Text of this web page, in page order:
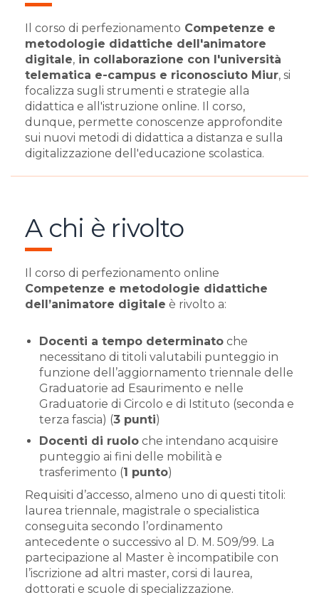
Il corso di perfezionamento Competenze e
metodologie didattiche dell'animatore
digitale, in collaborazione con l'università
telematica e-campus e riconosciuto Miur, si
focalizza sugli strumenti e strategie alla
didattica e all'istruzione online. Il corso,
dunque, permette conoscenze approfondite
sui nuovi metodi di didattica a distanza e sulla
digitalizzazione dell'educazione scolastica.
A chi è rivolto
Il corso di perfezionamento online
Competenze e metodologie didattiche
dell’animatore digitale è rivolto a:
Docenti a tempo determinato che
necessitano di titoli valutabili punteggio in
funzione dell’aggiornamento triennale delle
Graduatorie ad Esaurimento e nelle
Graduatorie di Circolo e di Istituto (seconda e
terza fascia) (3 punti)
Docenti di ruolo che intendano acquisire
punteggio ai fini delle mobilità e
trasferimento (1 punto)
Requisiti d’accesso, almeno uno di questi titoli:
laurea triennale, magistrale o specialistica
conseguita secondo l’ordinamento
antecedente o successivo al D. M. 509/99. La
partecipazione al Master è incompatibile con
l’iscrizione ad altri master, corsi di laurea,
dottorati e scuole di specializzazione.